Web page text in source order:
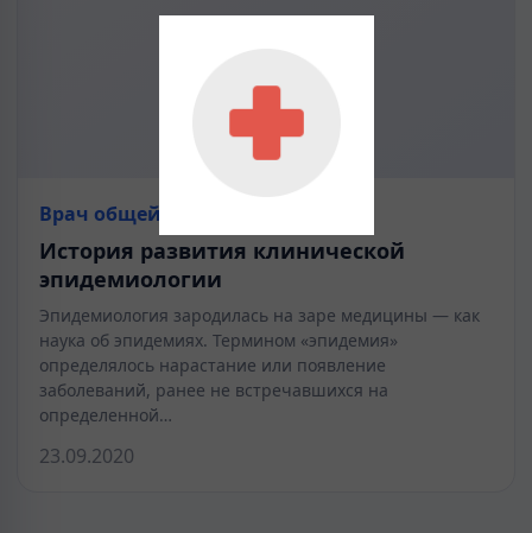
Врач общей практики
История развития клинической
эпидемиологии
Эпидемиология зародилась на заре медицины — как
наука об эпидемиях. Термином «эпидемия»
определялось нарастание или появление
заболеваний, ранее не встречавшихся на
определенной…
23.09.2020